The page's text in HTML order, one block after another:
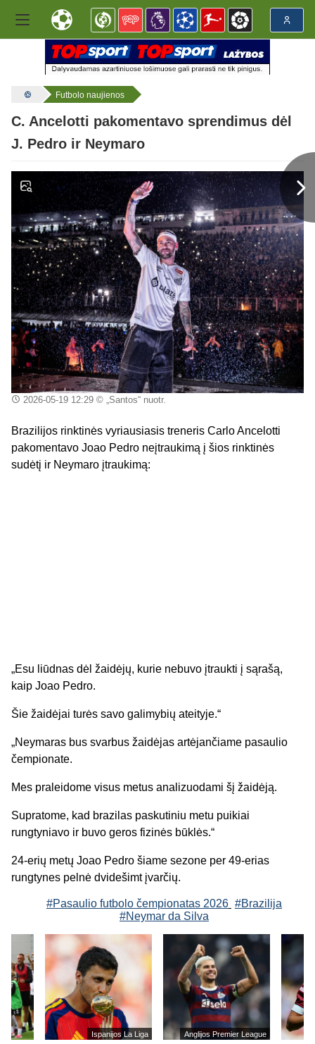
Futbolo naujienos
C. Ancelotti pakomentavo sprendimus dėl
J. Pedro ir Neymaro
2026-05-19 12:29© „Santos“ nuotr.
Brazilijos rinktinės vyriausiasis treneris Carlo Ancelotti
pakomentavo Joao Pedro neįtraukimą į šios rinktinės
sudėtį ir Neymaro įtraukimą:
„Esu liūdnas dėl žaidėjų, kurie nebuvo įtraukti į sąrašą,
kaip Joao Pedro.
Šie žaidėjai turės savo galimybių ateityje.“
„Neymaras bus svarbus žaidėjas artėjančiame pasaulio
čempionate.
Mes praleidome visus metus analizuodami šį žaidėją.
Supratome, kad brazilas paskutiniu metu puikiai
rungtyniavo ir buvo geros fizinės būklės.“
24-erių metų Joao Pedro šiame sezone per 49-erias
rungtynes pelnė dvidešimt įvarčių.
#Pasaulio futbolo čempionatas 2026 #Brazilija
#Neymar da Silva
Ispanijos La Liga Anglijos Premier League